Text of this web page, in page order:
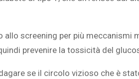
allo screening per più meccanismi
prevenire la tossicità del
se il circolo vizioso che è